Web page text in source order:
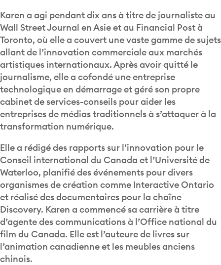
Karen a agi pendant dix ans à titre de journaliste au
Wall Street Journal en Asie et au Financial Post à
Toronto, où elle a couvert une vaste gamme de sujets
allant de l’innovation commerciale aux marchés
artistiques internationaux. Après avoir quitté le
journalisme, elle a cofondé une entreprise
technologique en démarrage et géré son propre
cabinet de services-conseils pour aider les
entreprises de médias traditionnels à s’attaquer à la
transformation numérique.
Elle a rédigé des rapports sur l’innovation pour le
Conseil international du Canada et l’Université de
Waterloo, planifié des événements pour divers
organismes de création comme Interactive Ontario
et réalisé des documentaires pour la chaîne
Discovery. Karen a commencé sa carrière à titre
d’agente des communications à l’Office national du
film du Canada. Elle est l’auteure de livres sur
l’animation canadienne et les meubles anciens
chinois.